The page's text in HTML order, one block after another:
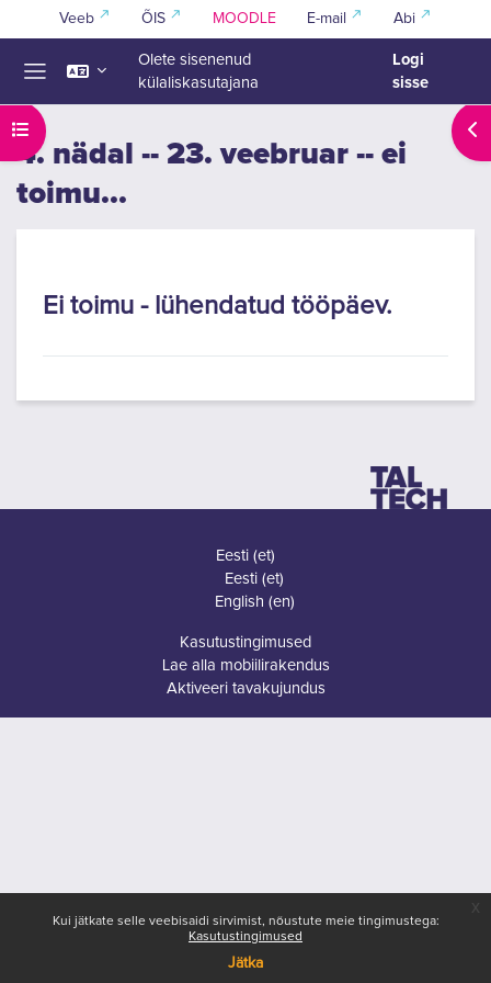
Jäta vahele peasisuni
Kui jätkate selle veebisaidi sirvimist, nõustute meie tingimustega:
Kasutustingimused
Jätka
Veeb ÕIS MOODLE E-mail Abi
Olete sisenenud
külaliskasutajana
Logi
sisse
Ava kursuse sisukord
4. nädal -- 23. veebruar -- ei
toimu...
Section outline
Ei toimu - lühendatud tööpäev.
Eesti ‎(et)‎
Eesti ‎(et)‎
English ‎(en)‎
Kasutustingimused
Lae alla mobiilirakendus
Aktiveeri tavakujundus